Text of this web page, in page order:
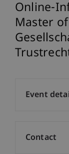
Online-
Master
Event
Contact